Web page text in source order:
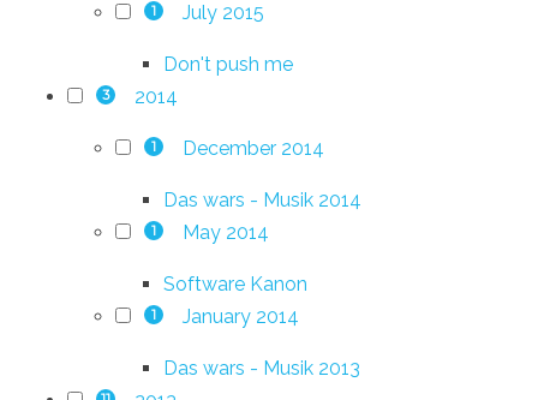
1 July 2015
Don't push me
3 2014
1 December 2014
Das wars - Musik 2014
1 May 2014
Software Kanon
1 January 2014
Das wars - Musik 2013